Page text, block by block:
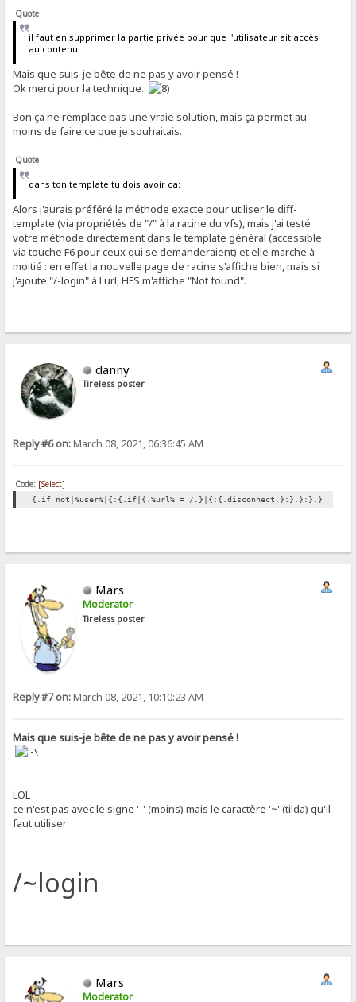
Quote
il faut en supprimer la partie privée pour que l'utilisateur ait accès
au contenu
Mais que suis-je bête de ne pas y avoir pensé !
Ok merci pour la technique.
Bon ça ne remplace pas une vraie solution, mais ça permet au
moins de faire ce que je souhaitais.
Quote
dans ton template tu dois avoir ca:
Alors j'aurais préféré la méthode exacte pour utiliser le diff-
template (via propriétés de "/" à la racine du vfs), mais j'ai testé
votre méthode directement dans le template général (accessible
via touche F6 pour ceux qui se demanderaient) et elle marche à
moitié : en effet la nouvelle page de racine s'affiche bien, mais si
j'ajoute "/-login" à l'url, HFS m'affiche "Not found".
danny
Tireless poster
Reply #6 on:March 08, 2021, 06:36:45 AM
Code: [Select]
{.if not|%user%|{:{.if|{.%url% = /.}|{:{.disconnect.}:}.}:}.}
Mars
Moderator
Tireless poster
Reply #7 on:March 08, 2021, 10:10:23 AM
Mais que suis-je bête de ne pas y avoir pensé !
LOL
ce n'est pas avec le signe '-' (moins) mais le caractère '~' (tilda) qu'il
faut utiliser
/~login
Mars
Moderator